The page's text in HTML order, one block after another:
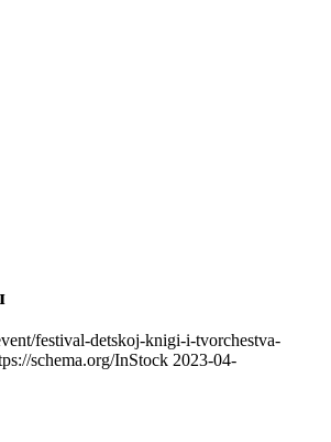
festival-detskoj-knigi-i-tvorchestva-
schema.org/InStock 2023-04-